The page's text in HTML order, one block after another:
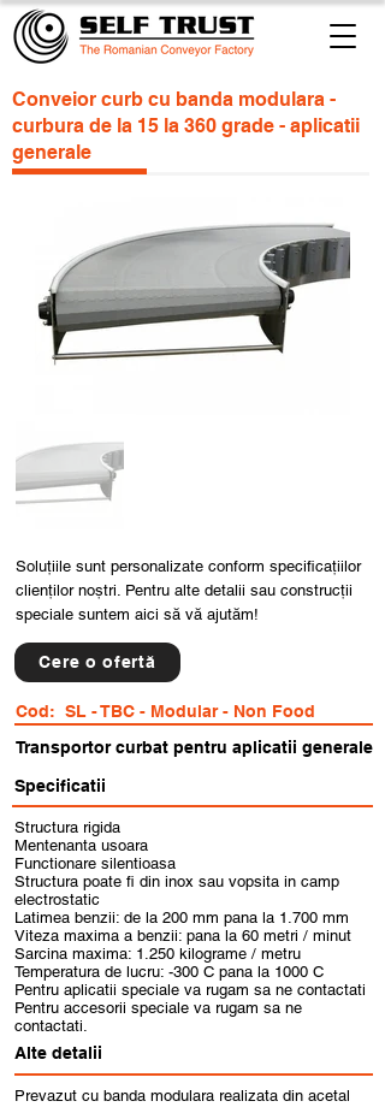
Conveior curb cu banda modulara -
curbura de la 15 la 360 grade - aplicatii
generale
Soluțiile sunt personalizate conform specificațiilor
clienților noștri. Pentru alte detalii sau construcții
speciale suntem aici să vă ajutăm!
Cere o ofertă
Cod: SL - TBC - Modular - Non Food
Transportor curbat pentru aplicatii generale
Specificatii
Structura rigida
Mentenanta usoara
Functionare silentioasa
Structura poate fi din inox sau vopsita in camp
electrostatic
Latimea benzii: de la 200 mm pana la 1.700 mm
Viteza maxima a benzii: pana la 60 metri / minut
Sarcina maxima: 1.250 kilograme / metru
Temperatura de lucru: -300 C pana la 1000 C
Pentru aplicatii speciale va rugam sa ne contactati
Pentru accesorii speciale va rugam sa ne
contactati.
Alte detalii
Prevazut cu banda modulara realizata din acetal